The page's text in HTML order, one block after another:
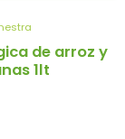
de arroz y
1lt